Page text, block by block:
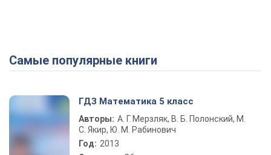
Самые популярные книги
ГДЗ Математика 5 класс
Авторы: А. Г. Мерзляк, В. Б. Полонский, М.
С. Якир, Ю. М. Рабинович
Год: 2013